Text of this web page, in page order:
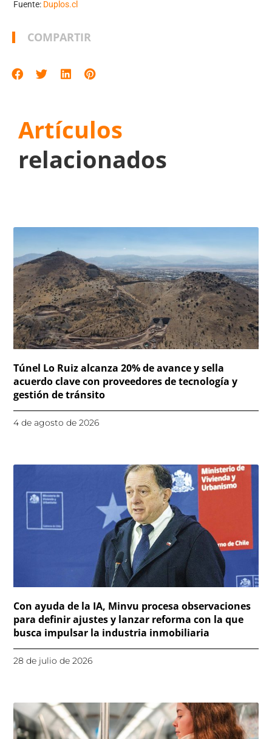
Fuente: Duplos.cl
COMPARTIR
Artículos
relacionados
Túnel Lo Ruiz alcanza 20% de avance y sella
acuerdo clave con proveedores de tecnología y
gestión de tránsito
4 de agosto de 2026
Con ayuda de la IA, Minvu procesa observaciones
para definir ajustes y lanzar reforma con la que
busca impulsar la industria inmobiliaria
28 de julio de 2026